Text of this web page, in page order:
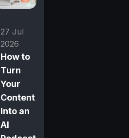
27 Jul
2026
How to
Turn
Your
Content
Into an
AI